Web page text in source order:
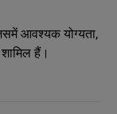
आवश्यक योग्यता,
हैं।